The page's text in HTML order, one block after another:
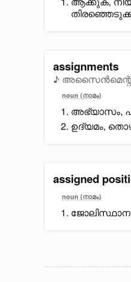
assignments
♪
noun (നാമം)
അഭ്യാസം,
ഉദ്യമം,
assigned
noun (നാമം)